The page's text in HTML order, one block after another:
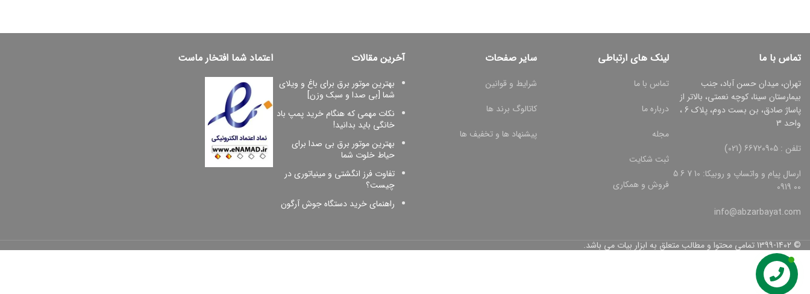
تماس با ما
تهران، میدان حسن آباد، جنب
بیمارستان سینا، کوچه نعمتی، بالاتر از
پاساژ صادق، بن بست دوم، پلاک 6 ،
واحد 3
تلفن : 66720905 (021)
ارسال پیام و واتساپ و روبیکا: 10 7 6 5
00 0919
info@abzarbayat.com
لینک های ارتباطی
تماس با ما
درباره ما
مجله
ثبت شکایت
فروش و همکاری
سایر صفحات
شرایط و قوانین
کاتالوگ برند ها
پیشنهاد ها و تخفیف ها
آخرین مقالات
بهترین موتور برق برای باغ و ویلای
شما [بی صدا و سبک وزن]
نکات مهمی که هنگام خرید پمپ باد
خانگی باید بدانید!
بهترین موتور برق بی صدا برای
حیاط خلوت شما
تفاوت فرز انگشتی و مینیاتوری در
چیست؟
راهنمای خرید دستگاه جوش آرگون
اعتماد شما افتخار ماست
© 1399-1402 تمامی محتوا و مطالب متعلق به ابزار بیات می باشد.